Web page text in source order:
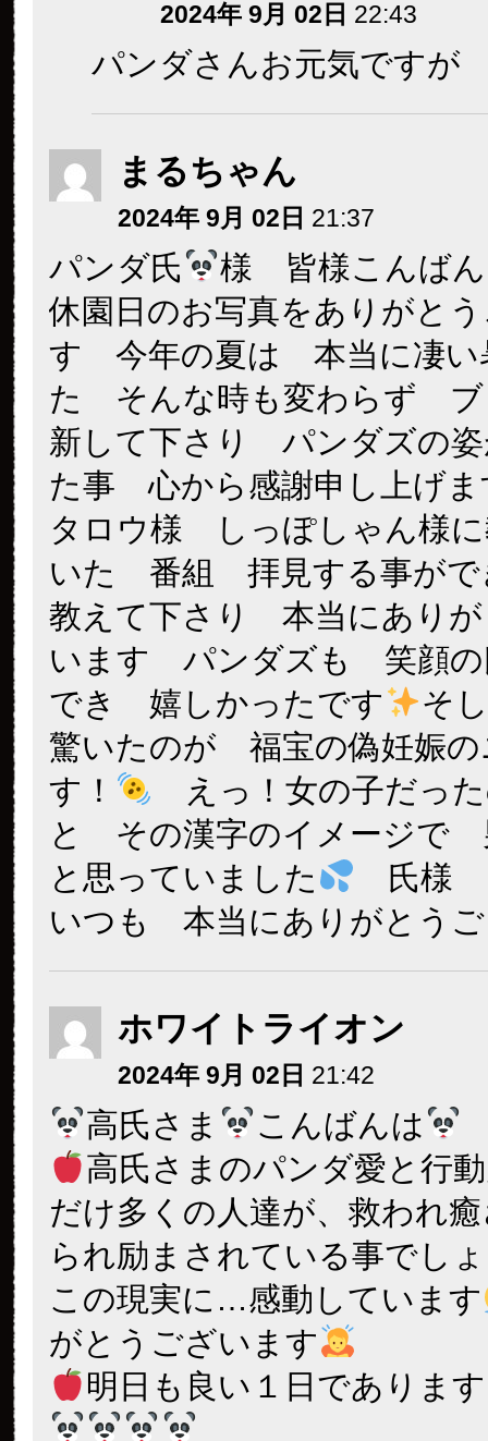
2024年 9月 02日 22:43
パンダさんお元気ですが
まるちゃん
2024年 9月 02日 21:37
パンダ氏
様 皆様こんば
休園日のお写真をありがと
す 今年の夏は 本当に凄い
た そんな時も変わらず ブ
新して下さり パンダズの
た事 心から感謝申し上げ
タロウ様 しっぽしゃん様
いた 番組 拝見する事がで
教えて下さり 本当にありが
います パンダズも 笑顔の
でき 嬉しかったです
そ
驚いたのが 福宝の偽妊娠の
す！
えっ！女の子だっ
と その漢字のイメージで
と思っていました
氏様
いつも 本当にありがとう
ホワイトライオン
2024年 9月 02日 21:42
高氏さま
こんばんは
高氏さまのパンダ愛と行
だけ多くの人達が、救われ
られ励まされている事でし
この現実に…感動しています
がとうございます
明日も良い１日でありま